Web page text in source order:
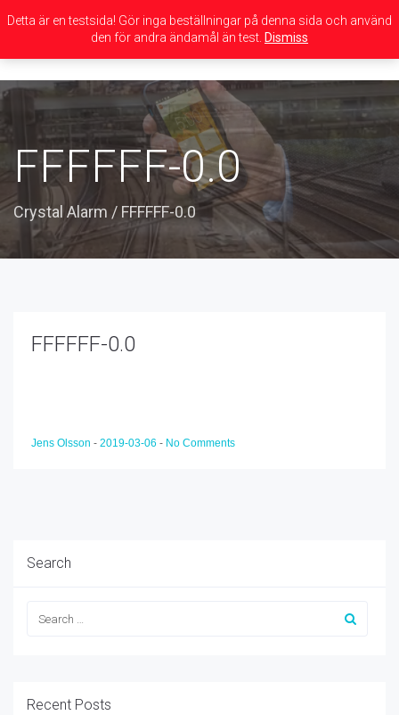
navigation
FFFFFF-0.0
Crystal Alarm / FFFFFF-0.0
FFFFFF-0.0
Jens Olsson - 2019-03-06 - No Comments
Search
Recent Posts
Detta är en testsida! Gör inga beställningar på denna sida och använd
den för andra ändamål än test. Dismiss